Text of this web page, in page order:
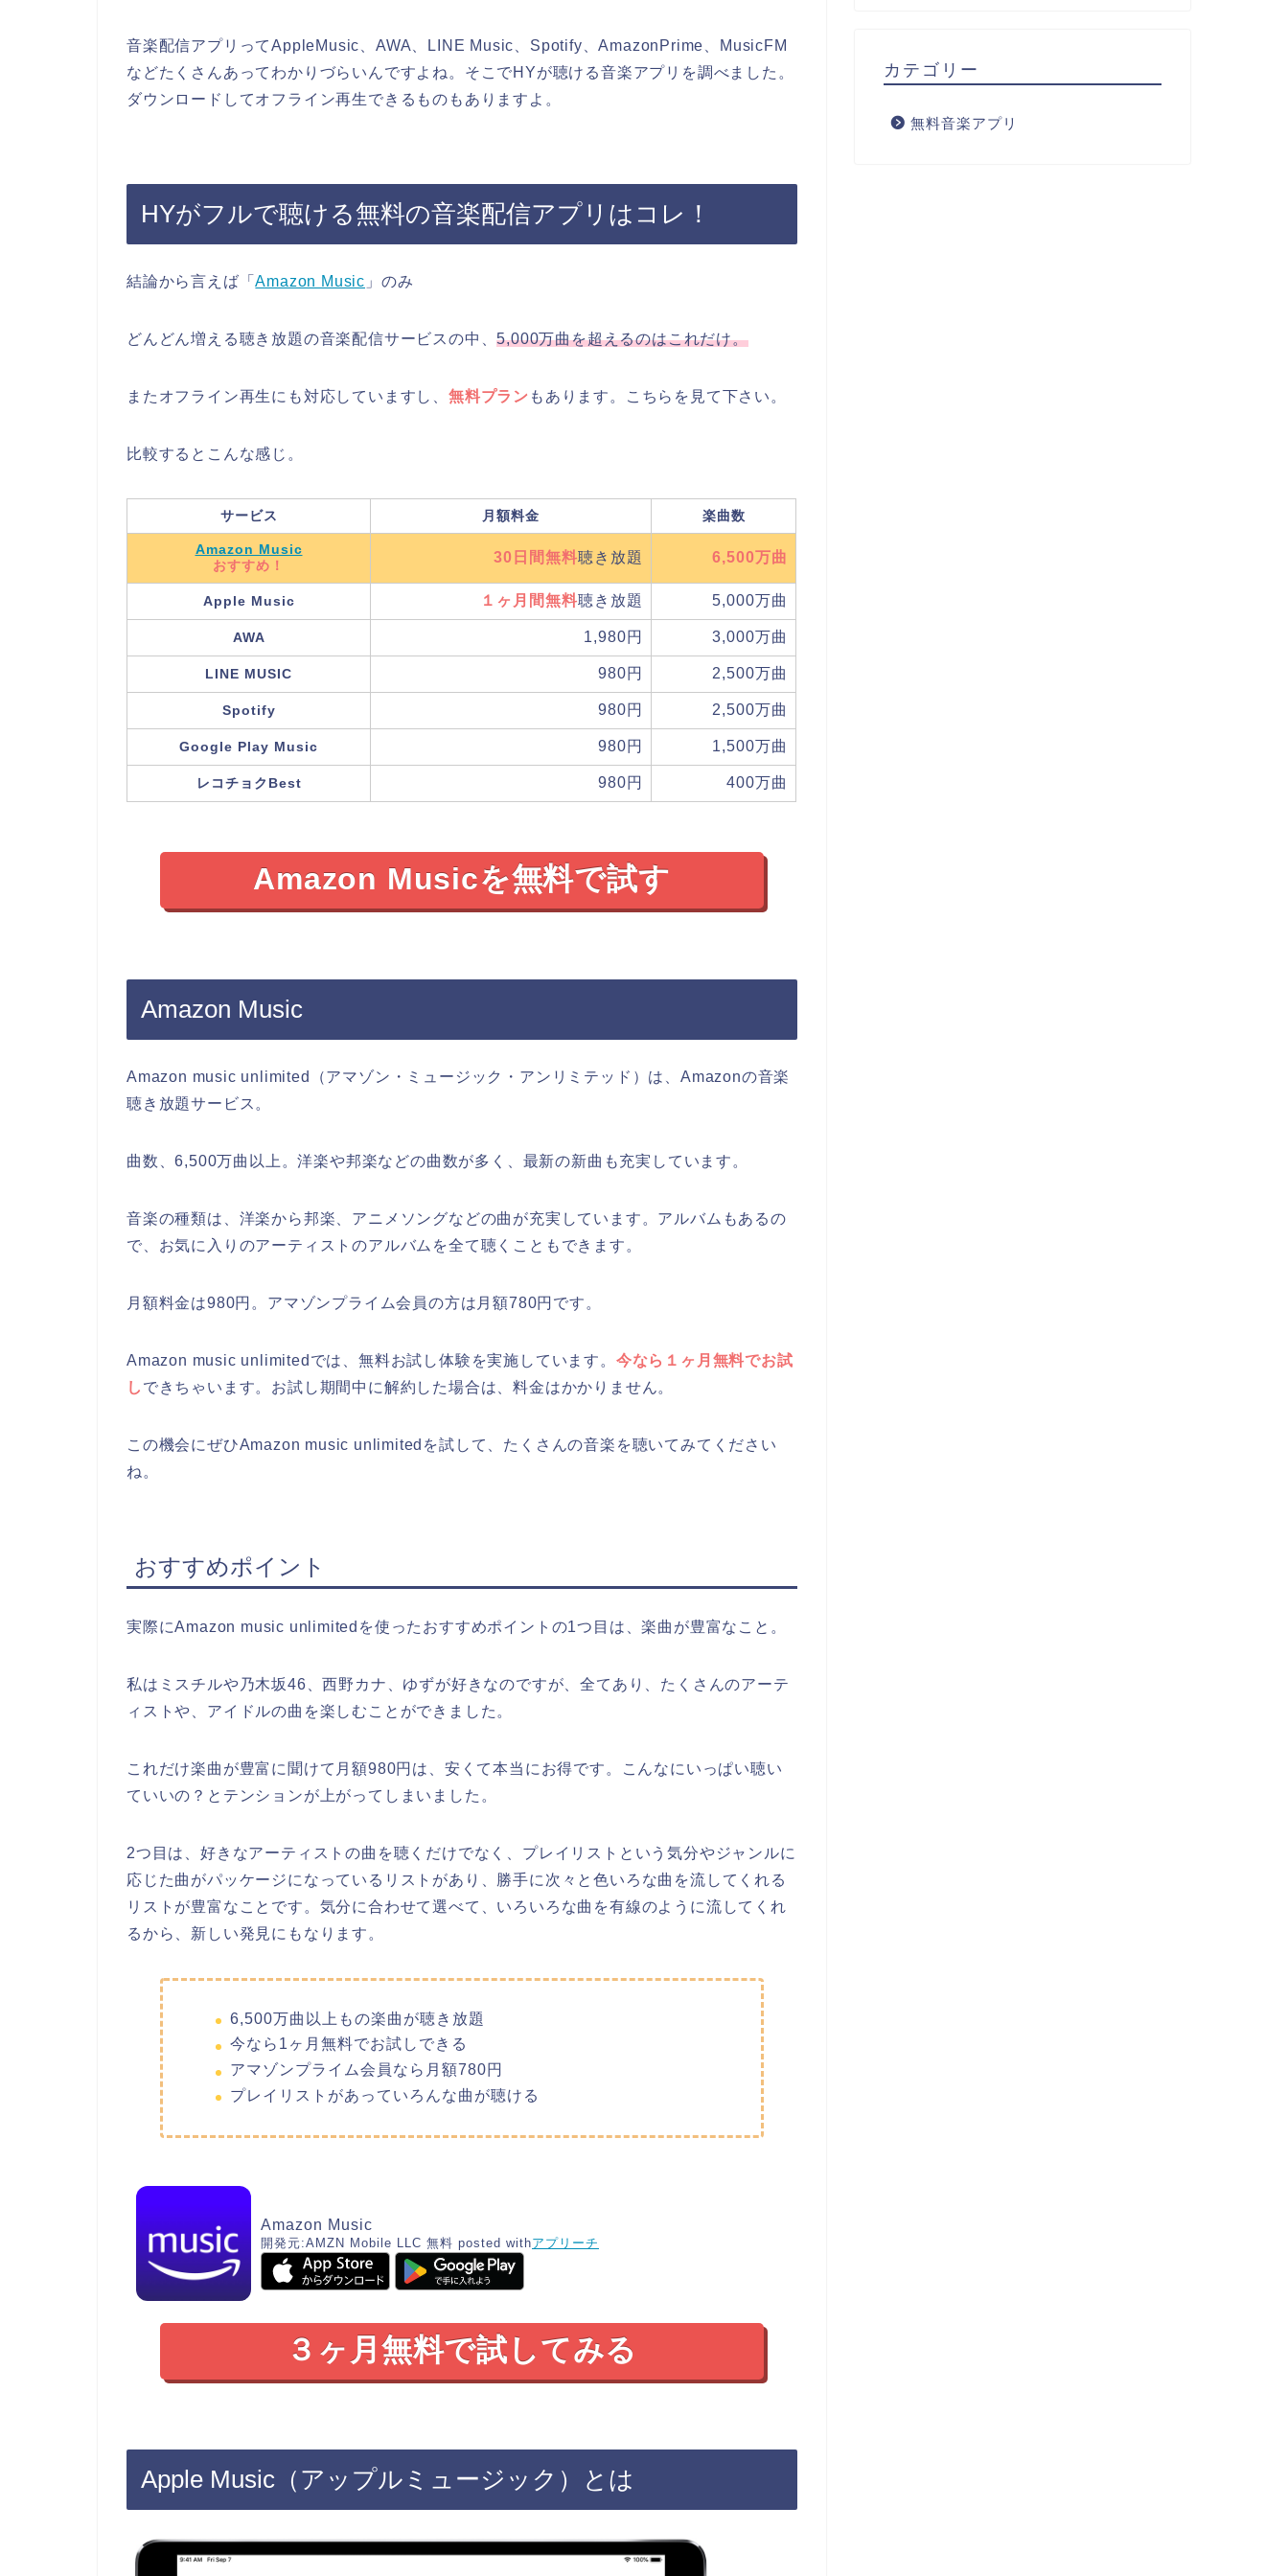
音楽配信アプリってAppleMusic、AWA、LINE Music、Spotify、AmazonPrime、MusicFM
などたくさんあってわかりづらいんですよね。そこでHYが聴ける音楽アプリを調べました。
ダウンロードしてオフライン再生できるものもありますよ。
HYがフルで聴ける無料の音楽配信アプリはコレ！
結論から言えば「Amazon Music 」のみ
どんどん増える聴き放題の音楽配信サービスの中、5,000万曲を超えるのはこれだけ。
またオフライン再生にも対応していますし、 無料プラン もあります。こちらを見て下さい。
比較するとこんな感じ。
サービス 月額料金 楽曲数
Amazon Music
おすすめ！
30日間無料聴き放題 6,500万曲
Apple Music １ヶ月間無料聴き放題 5,000万曲
AWA 1,980円 3,000万曲
LINE MUSIC 980円 2,500万曲
Spotify 980円 2,500万曲
Google Play Music 980円 1,500万曲
レコチョクBest 980円 400万曲
Amazon Musicを無料で試す
Amazon Music
Amazon music unlimited（アマゾン・ミュージック・アンリミテッド）は、Amazonの音楽
聴き放題サービス。
曲数、6,500万曲以上。洋楽や邦楽などの曲数が多く、最新の新曲も充実しています。
音楽の種類は、洋楽から邦楽、アニメソングなどの曲が充実しています。アルバムもあるの
で、お気に入りのアーティストのアルバムを全て聴くこともできます。
月額料金は980円。アマゾンプライム会員の方は月額780円です。
Amazon music unlimitedでは、無料お試し体験を実施しています。 今なら１ヶ月無料でお試
し できちゃいます。お試し期間中に解約した場合は、料金はかかりません。
この機会にぜひAmazon music unlimitedを試して、たくさんの音楽を聴いてみてください
ね。
おすすめポイント
実際にAmazon music unlimitedを使ったおすすめポイントの1つ目は、楽曲が豊富なこと。
私はミスチルや乃木坂46、西野カナ、ゆずが好きなのですが、全てあり、たくさんのアーテ
ィストや、アイドルの曲を楽しむことができました。
これだけ楽曲が豊富に聞けて月額980円は、安くて本当にお得です。こんなにいっぱい聴い
ていいの？とテンションが上がってしまいました。
2つ目は、好きなアーティストの曲を聴くだけでなく、プレイリストという気分やジャンルに
応じた曲がパッケージになっているリストがあり、勝手に次々と色いろな曲を流してくれる
リストが豊富なことです。気分に合わせて選べて、いろいろな曲を有線のように流してくれ
るから、新しい発見にもなります。
6,500万曲以上もの楽曲が聴き放題
今なら1ヶ月無料でお試しできる
アマゾンプライム会員なら月額780円
プレイリストがあっていろんな曲が聴ける
Amazon Music
開発元:AMZN Mobile LLC 無料 posted withアプリーチ
３ヶ月無料で試してみる
Apple Music（アップルミュージック）とは
カテゴリー
無料音楽アプリ